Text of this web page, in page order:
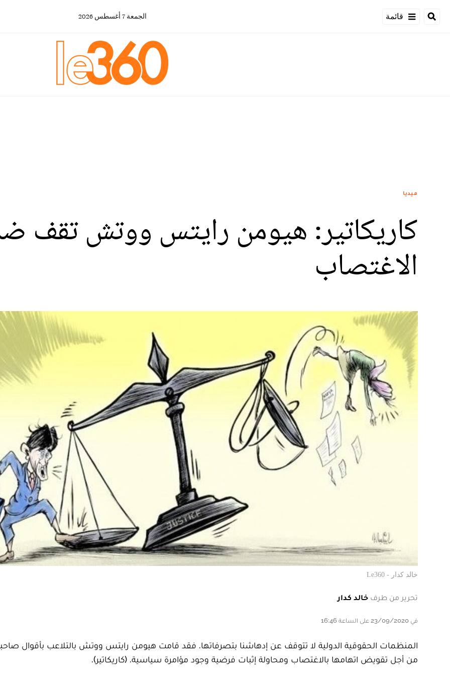
قائمة الجمعة 7 أغسطس 2026
ميديا
كاريكاتير: هيومن رايتس ووتش تقف
الاغتصاب
خالد كدار - Le360
تحرير من طرف خالد كدار
في 23/09/2020 على الساعة 16:46
المنظمات الحقوقية الدولية لا تتوقف عن إدهاشنا بتصرفاتها. فقد قامت هيومن رايتس ووتش بالتلاعب بأقوال
من أجل تقويض اتهامها بالاغتصاب ومحاولة إثبات فرضية وجود مؤامرة سياسية. (كاريكاتير).